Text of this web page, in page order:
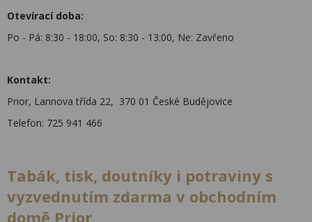
Otevírací doba:
Po - Pá: 8:30 - 18:00, So: 8:30 - 13:00, Ne: Zavřeno
Kontakt:
Prior, Lannova třída 22, 370 01 České Budějovice
Telefon: 725 941 466
Tabák, tisk, doutníky i potraviny s
vyzvednutím zdarma v obchodním
domě Prior